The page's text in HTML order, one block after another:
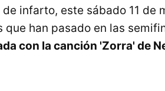
infarto, este sábado 11 de
que han pasado en las
con la canción 'Zorra' de